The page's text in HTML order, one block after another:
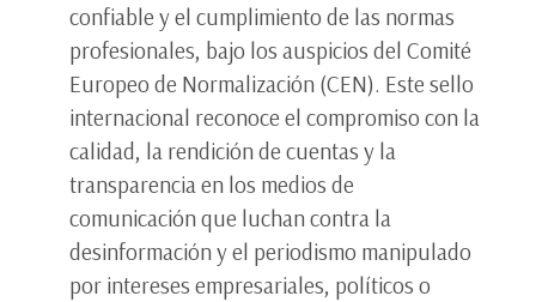
confiable y el cumplimiento de las normas
profesionales, bajo los auspicios del Comité
Europeo de Normalización (CEN). Este sello
internacional reconoce el compromiso con la
calidad, la rendición de cuentas y la
transparencia en los medios de
comunicación que luchan contra la
desinformación y el periodismo manipulado
por intereses empresariales, políticos o